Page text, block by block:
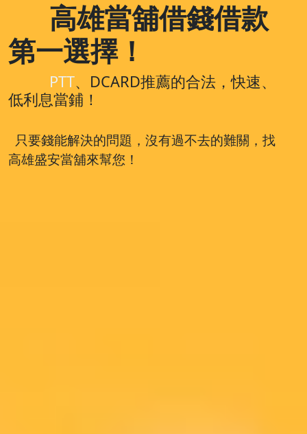
高雄當舖借錢借款
第一選擇！
PTT、DCARD推薦的合法，快速、
低利息當鋪！
只要錢能解決的問題，沒有過不去的難關，找
高雄盛安當舖來幫您！